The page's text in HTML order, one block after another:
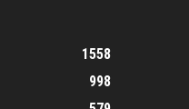
1558
998